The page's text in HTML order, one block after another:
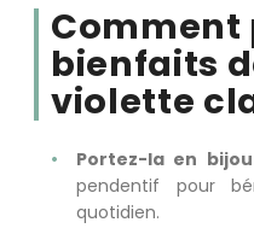
Comment
bienfaits
violette
Portez-la en bijou
pendentif pour
quotidien.